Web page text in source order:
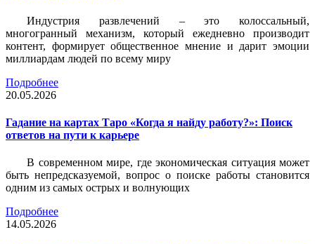
Индустрия развлечений – это колоссальный,
многогранный механизм, который ежедневно производит
контент, формирует общественное мнение и дарит эмоции
миллиардам людей по всему миру
Подробнее
20.05.2026
Гадание на картах Таро «Когда я найду работу?»: Поиск
ответов на пути к карьере
В современном мире, где экономическая ситуация может
быть непредсказуемой, вопрос о поиске работы становится
одним из самых острых и волнующих
Подробнее
14.05.2026